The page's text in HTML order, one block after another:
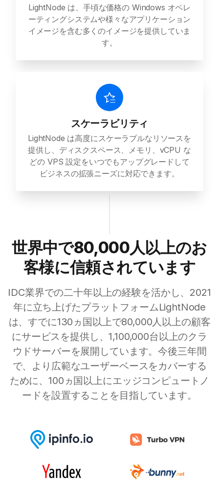
LightNode は、手頃な価格の Windows オペレ
ーティングシステムや様々なアプリケーション
イメージを含む多くのイメージを提供していま
す。
スケーラビリティ
LightNode は高度にスケーラブルなリソースを
提供し、ディスクスペース、メモリ、vCPU な
どの VPS 設定をいつでもアップグレードして
ビジネスの拡張ニーズに対応できます。
世界中で80,000人以上のお
客様に信頼されています
IDC業界での二十年以上の経験を活かし、2021
年に立ち上げたプラットフォームLightNode
は、すでに130ヵ国以上で80,000人以上の顧客
にサービスを提供し、1,100,000台以上のクラ
ウドサーバーを展開しています。今後三年間
で、より広範なユーザーベースをカバーする
ために、100ヵ国以上にエッジコンピュートノ
ードを設置することを目指しています。